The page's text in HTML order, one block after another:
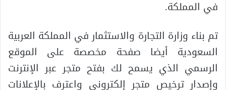
في المملكة.
تم بناء وزارة التجارة والاستثمار في المملكة العربية
السعودية أيضا صفحة مخصصة على الموقع
الرسمي الذي يسمح لك بفتح متجر عبر الإنترنت
وإصدار ترخيص متجر إلكتروني واعترف بالإعلانات